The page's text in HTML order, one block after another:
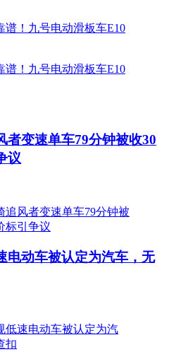
者变速单车79分钟被收30
议
电动车被认定为汽车，无